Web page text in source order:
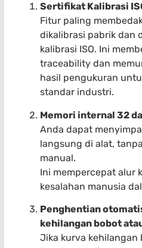
Sertifikat Kalibrasi
Fitur paling
dikalibrasi pabrik dan
kalibrasi ISO. Ini
traceability dan
hasil pengukuran
standar industri.
Memori internal 32
Anda dapat
langsung di alat,
manual.
Ini mempercepat alur
kesalahan manusia
Penghentian
kehilangan bobot
Jika kurva